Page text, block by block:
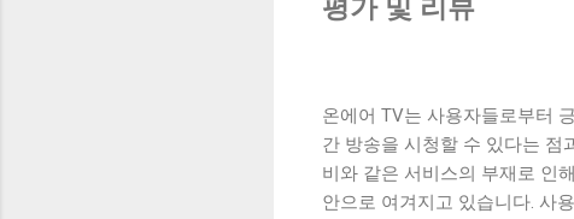
평가 및 리뷰
온에어 TV는 사용자들로부터
간 방송을 시청할 수 있다는 점
비와 같은 서비스의 부재로 인
안으로 여겨지고 있습니다. 사